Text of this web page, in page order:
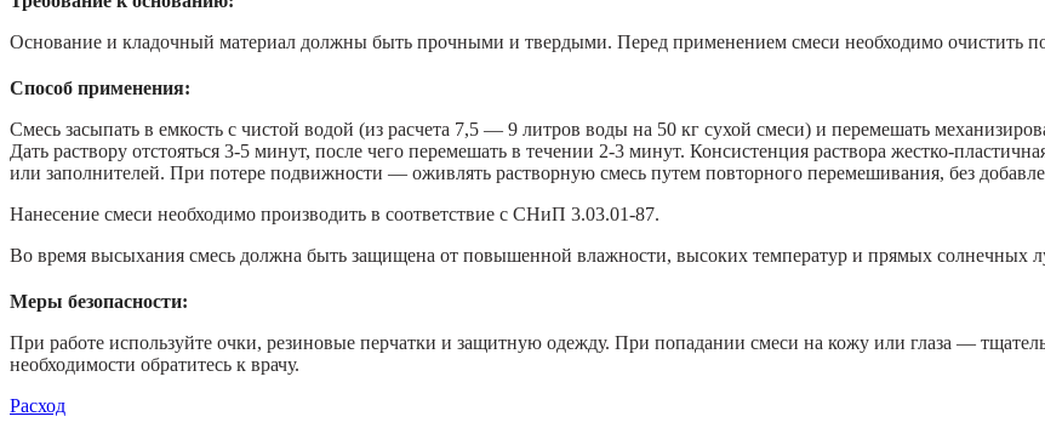
Основание и кладочный материал должны быть прочными и твердыми. Перед применением смеси необходимо очистить
Способ применения:
Смесь засыпать в емкость с чистой водой (из расчета 7,5 — 9 литров воды на 50 кг сухой смеси) и перемешать
Дать раствору отстояться 3-5 минут, после чего перемешать в течении 2-3 минут. Консистенция раствора жестко-
или заполнителей. При потере подвижности — оживлять растворную смесь путем повторного перемешивания, без
Нанесение смеси необходимо производить в соответствие с СНиП 3.03.01-87.
Во время высыхания смесь должна быть защищена от повышенной влажности, высоких температур и прямых солнечных
Меры безопасности:
При работе используйте очки, резиновые перчатки и защитную одежду. При попадании смеси на кожу или глаза —
необходимости обратитесь к врачу.
Расход